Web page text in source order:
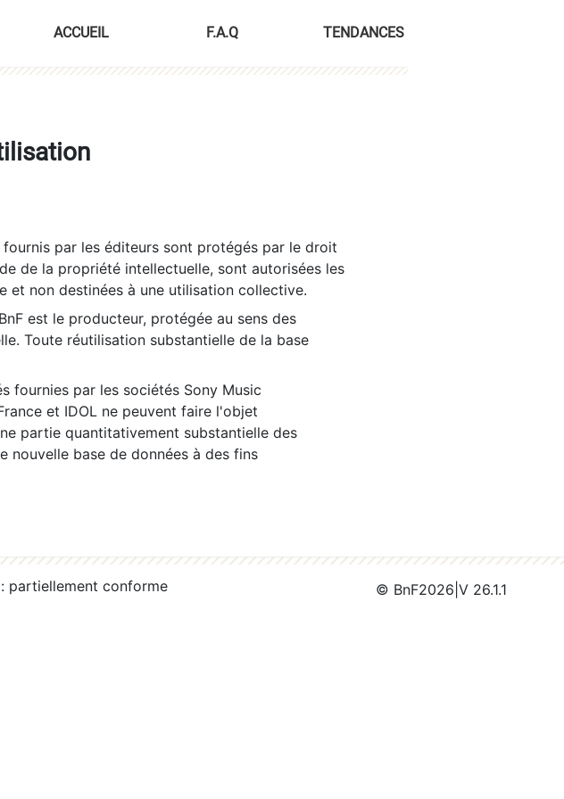
ACCUEIL F.A.Q TENDANCES
par les éditeurs sont protégés par le droit
de la propriété intellectuelle, sont autorisées les
et non destinées à une utilisation collective.
est le producteur, protégée au sens des
Toute réutilisation substantielle de la base
fournies par les sociétés Sony Music
et IDOL ne peuvent faire l'objet
partie quantitativement substantielle des
nouvelle base de données à des fins
partiellement conforme © BnF2026 V 26.1.1